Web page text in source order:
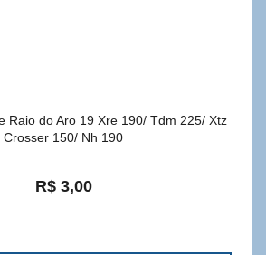
Raio do Aro 19 Xre 190/ Tdm 225/ Xtz
Crosser 150/ Nh 190
R$ 3,00